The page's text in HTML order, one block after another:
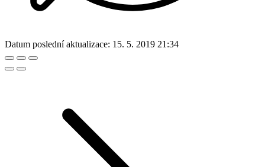
Datum poslední aktualizace: 15. 5. 2019 21:34